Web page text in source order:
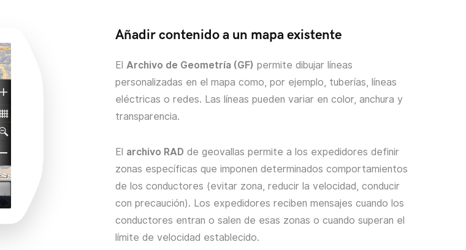
Añadir contenido a un mapa existente
El Archivo de Geometría (GF) permite dibujar líneas
personalizadas en el mapa como, por ejemplo, tuberías, líneas
eléctricas o redes. Las líneas pueden variar en color, anchura y
transparencia.
El archivo RAD de geovallas permite a los expedidores definir
zonas específicas que imponen determinados comportamientos
de los conductores (evitar zona, reducir la velocidad, conducir
con precaución). Los expedidores reciben mensajes cuando los
conductores entran o salen de esas zonas o cuando superan el
límite de velocidad establecido.